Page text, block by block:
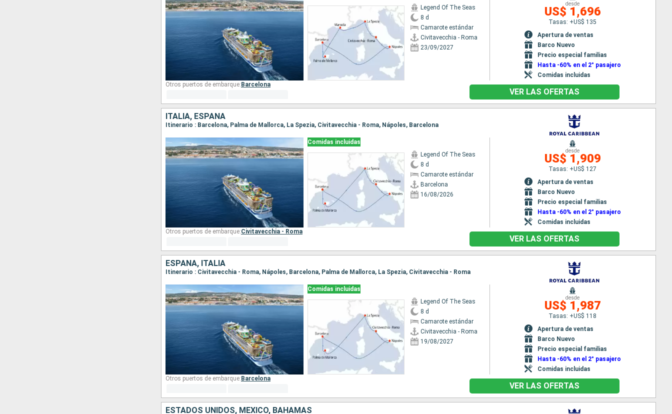
Legend Of The Seas
8 d
Camarote estándar
Civitavecchia - Roma
23/09/2027
desde
US$ 1,696
Tasas: +US$ 135
Apertura de ventas
Barco Nuevo
Precio especial familias
Hasta -60% en el 2° pasajero
Comidas incluidas
Otros puertos de embarque: Barcelona
VER LAS OFERTAS
ITALIA, ESPAÑA
Itinerario : Barcelona, Palma de Mallorca, La Spezia, Civitavecchia - Roma, Nápoles, Barcelona
Comidas incluidas
Legend Of The Seas
8 d
Camarote estándar
Barcelona
16/08/2026
desde
US$ 1,909
Tasas: +US$ 127
Apertura de ventas
Barco Nuevo
Precio especial familias
Hasta -60% en el 2° pasajero
Comidas incluidas
Otros puertos de embarque:Civitavecchia - Roma
VER LAS OFERTAS
ESPAÑA, ITALIA
Itinerario : Civitavecchia - Roma, Nápoles, Barcelona, Palma de Mallorca, La Spezia, Civitavecchia - Roma
Comidas incluidas
Legend Of The Seas
8 d
Camarote estándar
Civitavecchia - Roma
19/08/2027
desde
US$ 1,987
Tasas: +US$ 118
Apertura de ventas
Barco Nuevo
Precio especial familias
Hasta -60% en el 2° pasajero
Comidas incluidas
Otros puertos de embarque: Barcelona
VER LAS OFERTAS
ESTADOS UNIDOS, MÉXICO, BAHAMAS